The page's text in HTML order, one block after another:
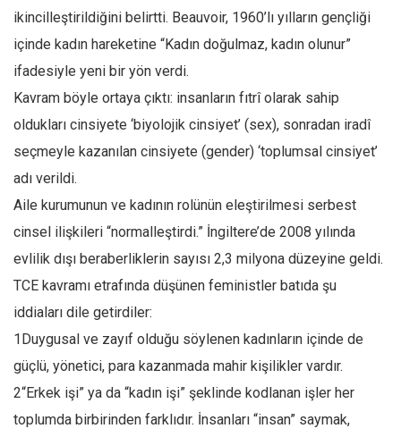
Amina S. Jenenkovic
Bağdagül Öz
Esra Elönü
» Yazar arşivi
Bu Sayı
Tüm Sayılar
Kültür Sanat
Kitap
Karisi kitap sualleri
7 soruda bu hafta
Ekonomi
Spor
Manzara
ikincilleştirildiğini belirtti. Beauvoir, 1960’lı yılların gençliği
içinde kadın hareketine “Kadın doğulmaz, kadın olunur”
ifadesiyle yeni bir yön verdi.
Kavram böyle ortaya çıktı: insanların fıtrî olarak sahip
oldukları cinsiyete ‘biyolojik cinsiyet’ (sex), sonradan iradî
seçmeyle kazanılan cinsiyete (gender) ‘toplumsal cinsiyet’
adı verildi.
Aile kurumunun ve kadının rolünün eleştirilmesi serbest
cinsel ilişkileri “normalleştirdi.” İngiltere’de 2008 yılında
evlilik dışı beraberliklerin sayısı 2,3 milyona düzeyine geldi.
TCE kavramı etrafında düşünen feministler batıda şu
iddiaları dile getirdiler:
1Duygusal ve zayıf olduğu söylenen kadınların içinde de
güçlü, yönetici, para kazanmada mahir kişilikler vardır.
2“Erkek işi” ya da “kadın işi” şeklinde kodlanan işler her
toplumda birbirinden farklıdır. İnsanları “insan” saymak,